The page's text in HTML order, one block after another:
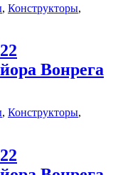
, Конструкторы,
Вонрега
, Конструкторы,